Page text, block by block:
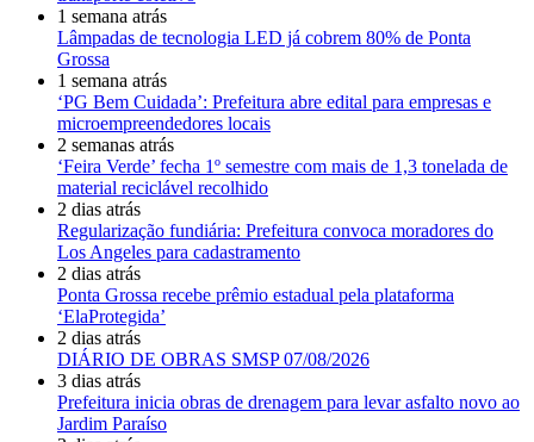
1 semana atrás
Lâmpadas de tecnologia LED já cobrem 80% de Ponta
Grossa
1 semana atrás
‘PG Bem Cuidada’: Prefeitura abre edital para empresas e
microempreendedores locais
2 semanas atrás
‘Feira Verde’ fecha 1º semestre com mais de 1,3 tonelada de
material reciclável recolhido
2 dias atrás
Regularização fundiária: Prefeitura convoca moradores do
Los Angeles para cadastramento
2 dias atrás
Ponta Grossa recebe prêmio estadual pela plataforma
‘ElaProtegida’
2 dias atrás
DIÁRIO DE OBRAS SMSP 07/08/2026
3 dias atrás
Prefeitura inicia obras de drenagem para levar asfalto novo ao
Jardim Paraíso